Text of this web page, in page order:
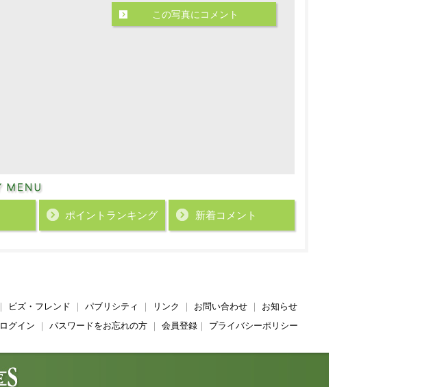
この写真にコメント
ポイント ランキング 新着コメント
ビズ・フレンド パブリシティ リンク お問い合わせ｜ お知らせ
ログイン パスワードをお忘れの方｜ 会員登録｜ プライバシーポリシー